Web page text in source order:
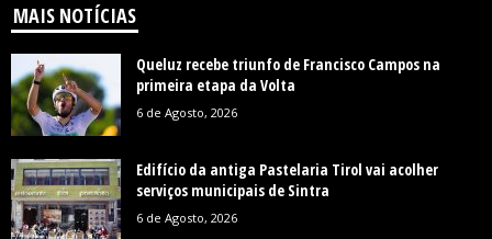
MAIS NOTÍCIAS
Queluz recebe triunfo de Francisco Campos na
primeira etapa da Volta
6 de Agosto, 2026
Edifício da antiga Pastelaria Tirol vai acolher
serviços municipais de Sintra
6 de Agosto, 2026